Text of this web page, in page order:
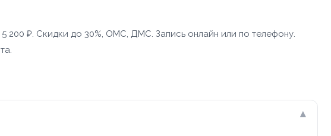
200 ₽. Скидки до 30%, ОМС, ДМС. Запись онлайн или по телефону.
▾